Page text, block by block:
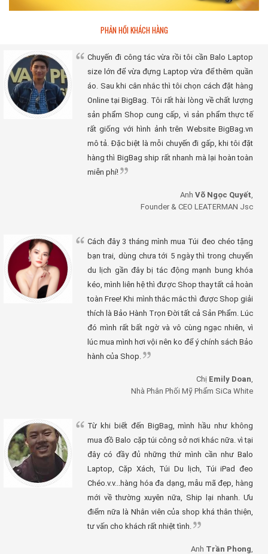
PHẢN HỒI KHÁCH HÀNG
Chuyến đi công tác vừa rồi tôi cần Balo Laptop
size lớn để vừa đựng Laptop vừa để thêm quần
áo. Sau khi cân nhắc thì tôi chọn cách đặt hàng
Online tại BigBag. Tôi rất hài lòng về chất lượng
sản phẩm Shop cung cấp, vì sản phẩm thực tế
rất giống với hình ảnh trên Website BigBag.vn
mô tả. Đặc biệt là mỗi chuyến đi gấp, khi tôi đặt
hàng thì BigBag ship rất nhanh mà lại hoàn toàn
miễn phí!
Anh Võ Ngọc Quyết
Founder & CEO LEATERMAN Jsc
Cách đây 3 tháng mình mua Túi đeo chéo tặng
bạn trai, dùng chưa tới 5 ngày thì trong chuyến
du lịch gần đây bị tác động mạnh bung khóa
kéo, mình liên hệ thì được Shop thay tất cả hoàn
toàn Free! Khi mình thắc mắc thì được Shop giải
thích là Bảo Hành Trọn Đời tất cả Sản Phẩm. Lúc
đó mình rất bất ngờ và vô cùng ngạc nhiên, vì
lúc mua mình hơi vội nên ko để ý chính sách Bảo
hành của Shop.
Chị Emily Doan
Nhà Phân Phối Mỹ Phẩm SiCa White
Từ khi biết đến BigBag, mình hầu như không
mua đồ Balo cặp túi công sở nơi khác nữa. vì tại
đây có đầy đủ những thứ mình cần như Balo
Laptop, Cặp Xách, Túi Du lịch, Túi iPad đeo
Chéo.v.v...hàng hóa đa dạng, mẫu mã đẹp, hàng
mới về thường xuyên nữa, Ship lại nhanh. Ưu
điểm nữa là Nhân viên của shop khá thân thiện,
tư vấn cho khách rất nhiệt tình.
Anh Trần Phong